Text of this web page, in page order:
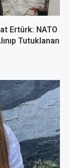
Ertürk: NATO
Tutuklanan